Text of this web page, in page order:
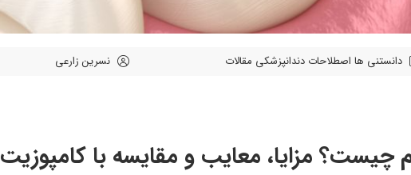
دانستنی ها اصطلاحات دندانپزشکی مقالات نسرین زارعی
چیست؟ مزایا، معایب و مقایسه با کامپوزیت